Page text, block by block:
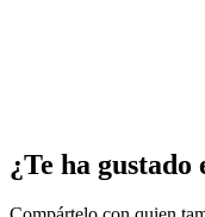
¿Te ha